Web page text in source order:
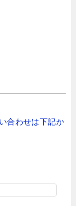
合わせは下記か